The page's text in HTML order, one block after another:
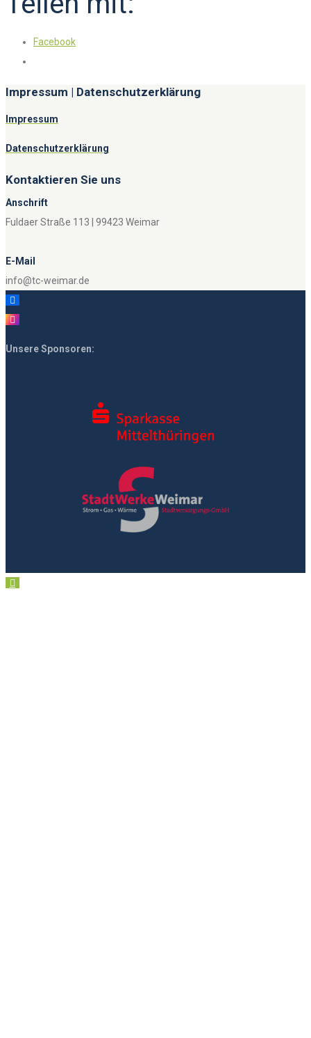
Facebook
Impressum | Datenschutzerklärung
Impressum
Datenschutzerklärung
Kontaktieren Sie uns
Anschrift
Fuldaer Straße 113 | 99423 Weimar
E-Mail
info@tc-weimar.de
Unsere Sponsoren: